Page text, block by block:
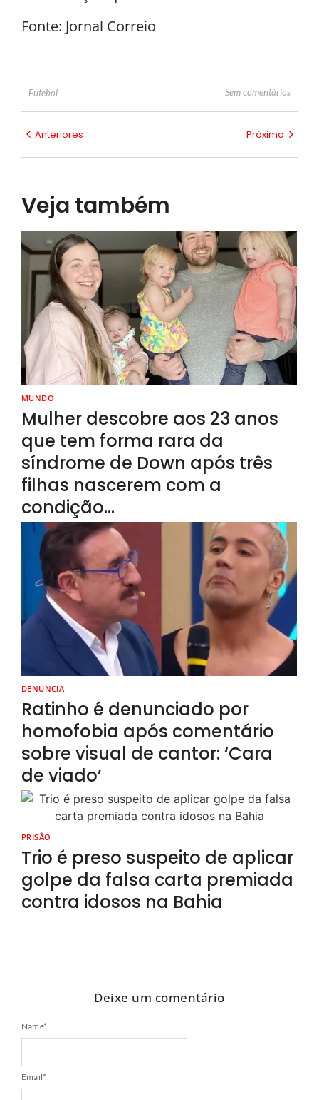
Fonte: Jornal Correio
Futebol Sem comentários
Anteriores Próximo
Veja também
MUNDO
Mulher descobre aos 23 anos
que tem forma rara da
síndrome de Down após três
filhas nascerem com a
condição…
DENUNCIA
Ratinho é denunciado por
homofobia após comentário
sobre visual de cantor: ‘Cara
de viado’
PRISÃO
Trio é preso suspeito de aplicar
golpe da falsa carta premiada
contra idosos na Bahia
Deixe um comentário
Name*
Email*